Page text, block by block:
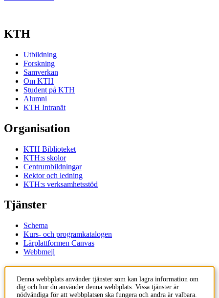
KTH
Utbildning
Forskning
Samverkan
Om KTH
Student på KTH
Alumni
KTH Intranät
Organisation
KTH Biblioteket
KTH:s skolor
Centrumbildningar
Rektor och ledning
KTH:s verksamhetsstöd
Tjänster
Schema
Kurs- och programkatalogen
Lärplattformen Canvas
Webbmejl
KTH
Denna webbplats använder tjänster som kan lagra information om
dig och hur du använder denna webbplats. Vissa tjänster är
nödvändiga för att webbplatsen ska fungera och andra är valbara.